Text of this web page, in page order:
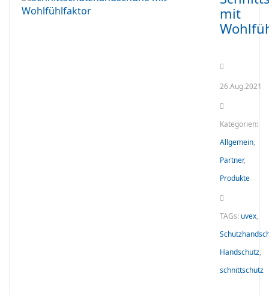
mit
26.Aug.2021
Kategorien:
Allgemein,
Partner,
Produkte
TAGs: uvex,
Handschutz,
schnittschutz